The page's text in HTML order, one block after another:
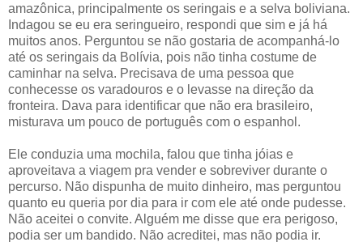
amazônica, principalmente os seringais e a selva boliviana.
Indagou se eu era seringueiro, respondi que sim e já há
muitos anos. Perguntou se não gostaria de acompanhá-lo
até os seringais da Bolívia, pois não tinha costume de
caminhar na selva. Precisava de uma pessoa que
conhecesse os varadouros e o levasse na direção da
fronteira. Dava para identificar que não era brasileiro,
misturava um pouco de português com o espanhol.
Ele conduzia uma mochila, falou que tinha jóias e
aproveitava a viagem pra vender e sobreviver durante o
percurso. Não dispunha de muito dinheiro, mas perguntou
quanto eu queria por dia para ir com ele até onde pudesse.
Não aceitei o convite. Alguém me disse que era perigoso,
podia ser um bandido. Não acreditei, mas não podia ir.